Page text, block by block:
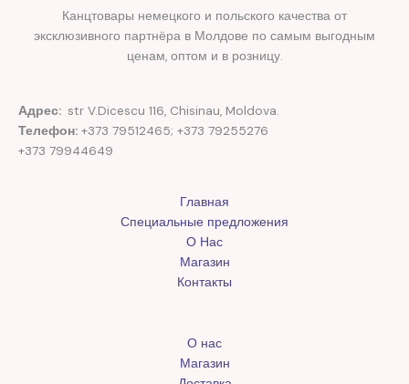
Канцтовары немецкого и польского качества от
эксклюзивного партнёра в Молдове по самым выгодным
ценам, оптом и в розницу.
Адрес: str V.Dicescu 116, Chisinau, Moldova.
Телефон: +373 79512465; +373 79255276
+373 79944649
Главная
Специальные предложения
О Нас
Магазин
Контакты
О нас
Магазин